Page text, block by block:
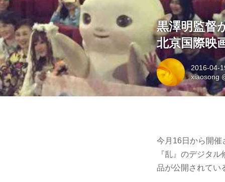
黒澤明監督
北京国際映
2016-04-
xiaosong
今月16日から開催
『乱』のデジタ
品が公開されてい